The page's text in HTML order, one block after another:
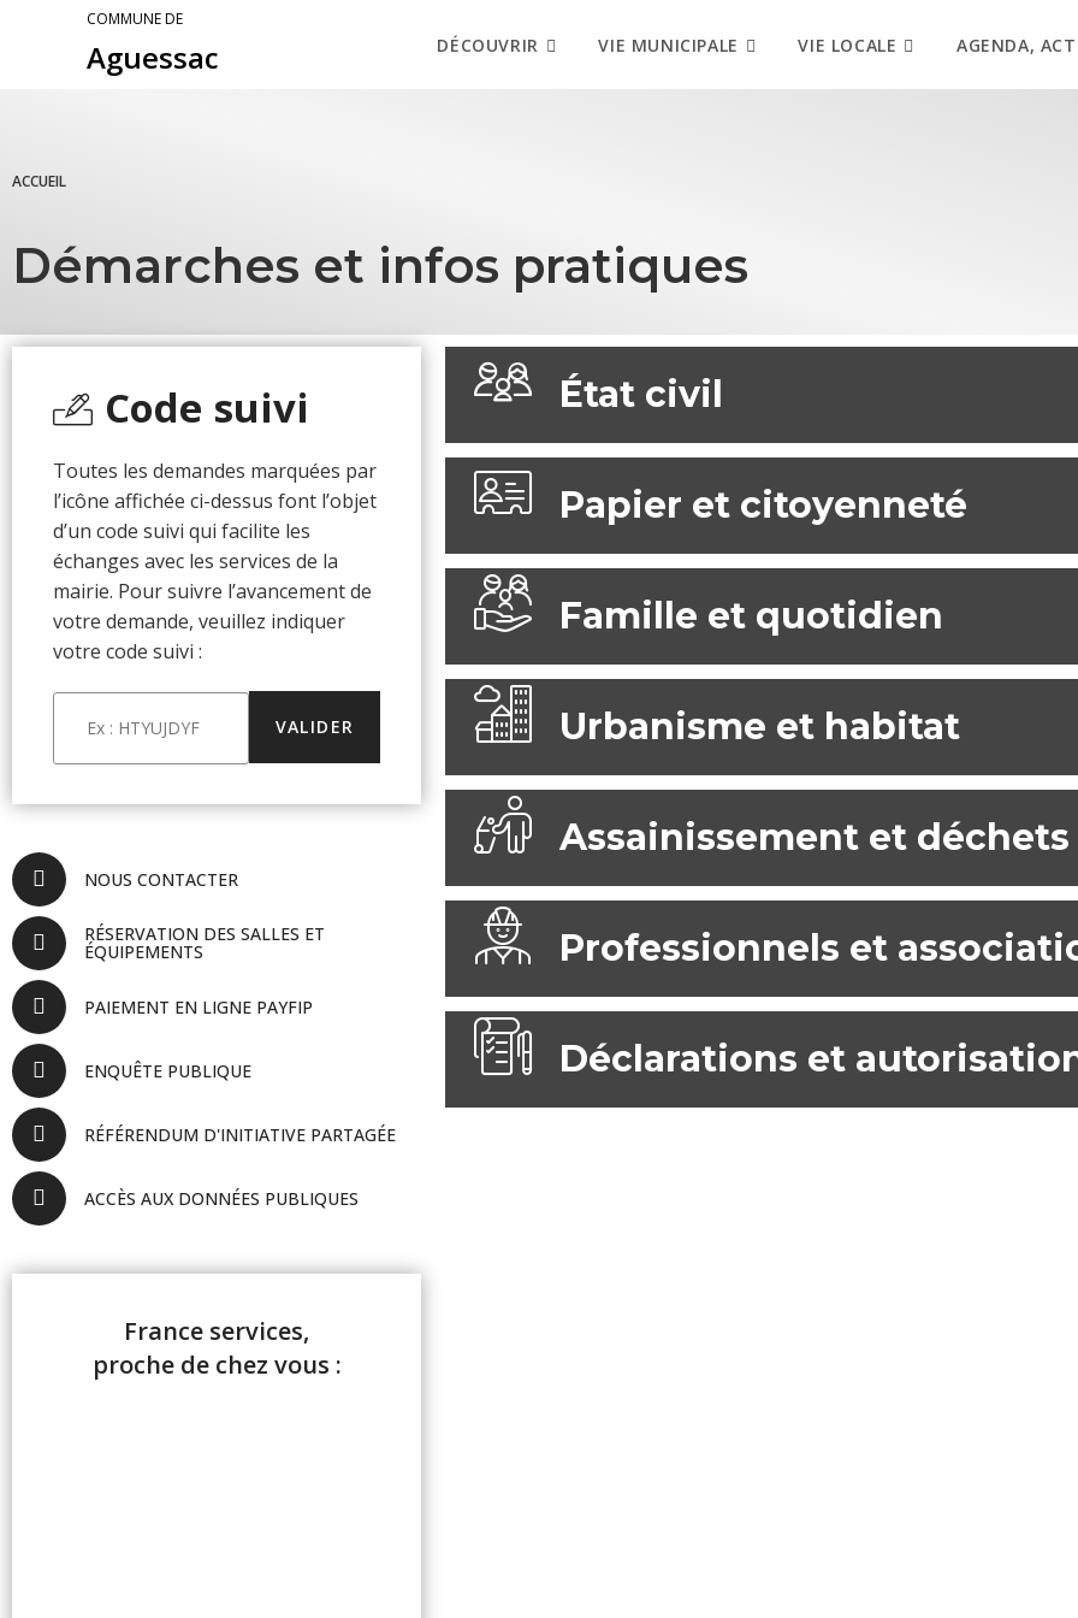
COMMUNE DE
Aguessac DÉCOUVRIR VIE MUNICIPALE VIE LOCALE AGENDA,
ACCUEIL
Démarches et infos pratiques
Code suivi
Toutes les demandes marquées par
l’icône affichée ci-dessus font l’objet
d’un code suivi qui facilite les
échanges avec les services de la
mairie. Pour suivre l’avancement de
votre demande, veuillez indiquer
votre code suivi :
NOUS CONTACTER
RÉSERVATION DES SALLES ET
ÉQUIPEMENTS
PAIEMENT EN LIGNE PAYFIP
ENQUÊTE PUBLIQUE
RÉFÉRENDUM D'INITIATIVE PARTAGÉE
ACCÈS AUX DONNÉES PUBLIQUES
France services,
proche de chez vous :
État civil
Papier et citoyenneté
Famille et quotidien
Urbanisme et habitat
Assainissement et déchets
Professionnels et
Déclarations et